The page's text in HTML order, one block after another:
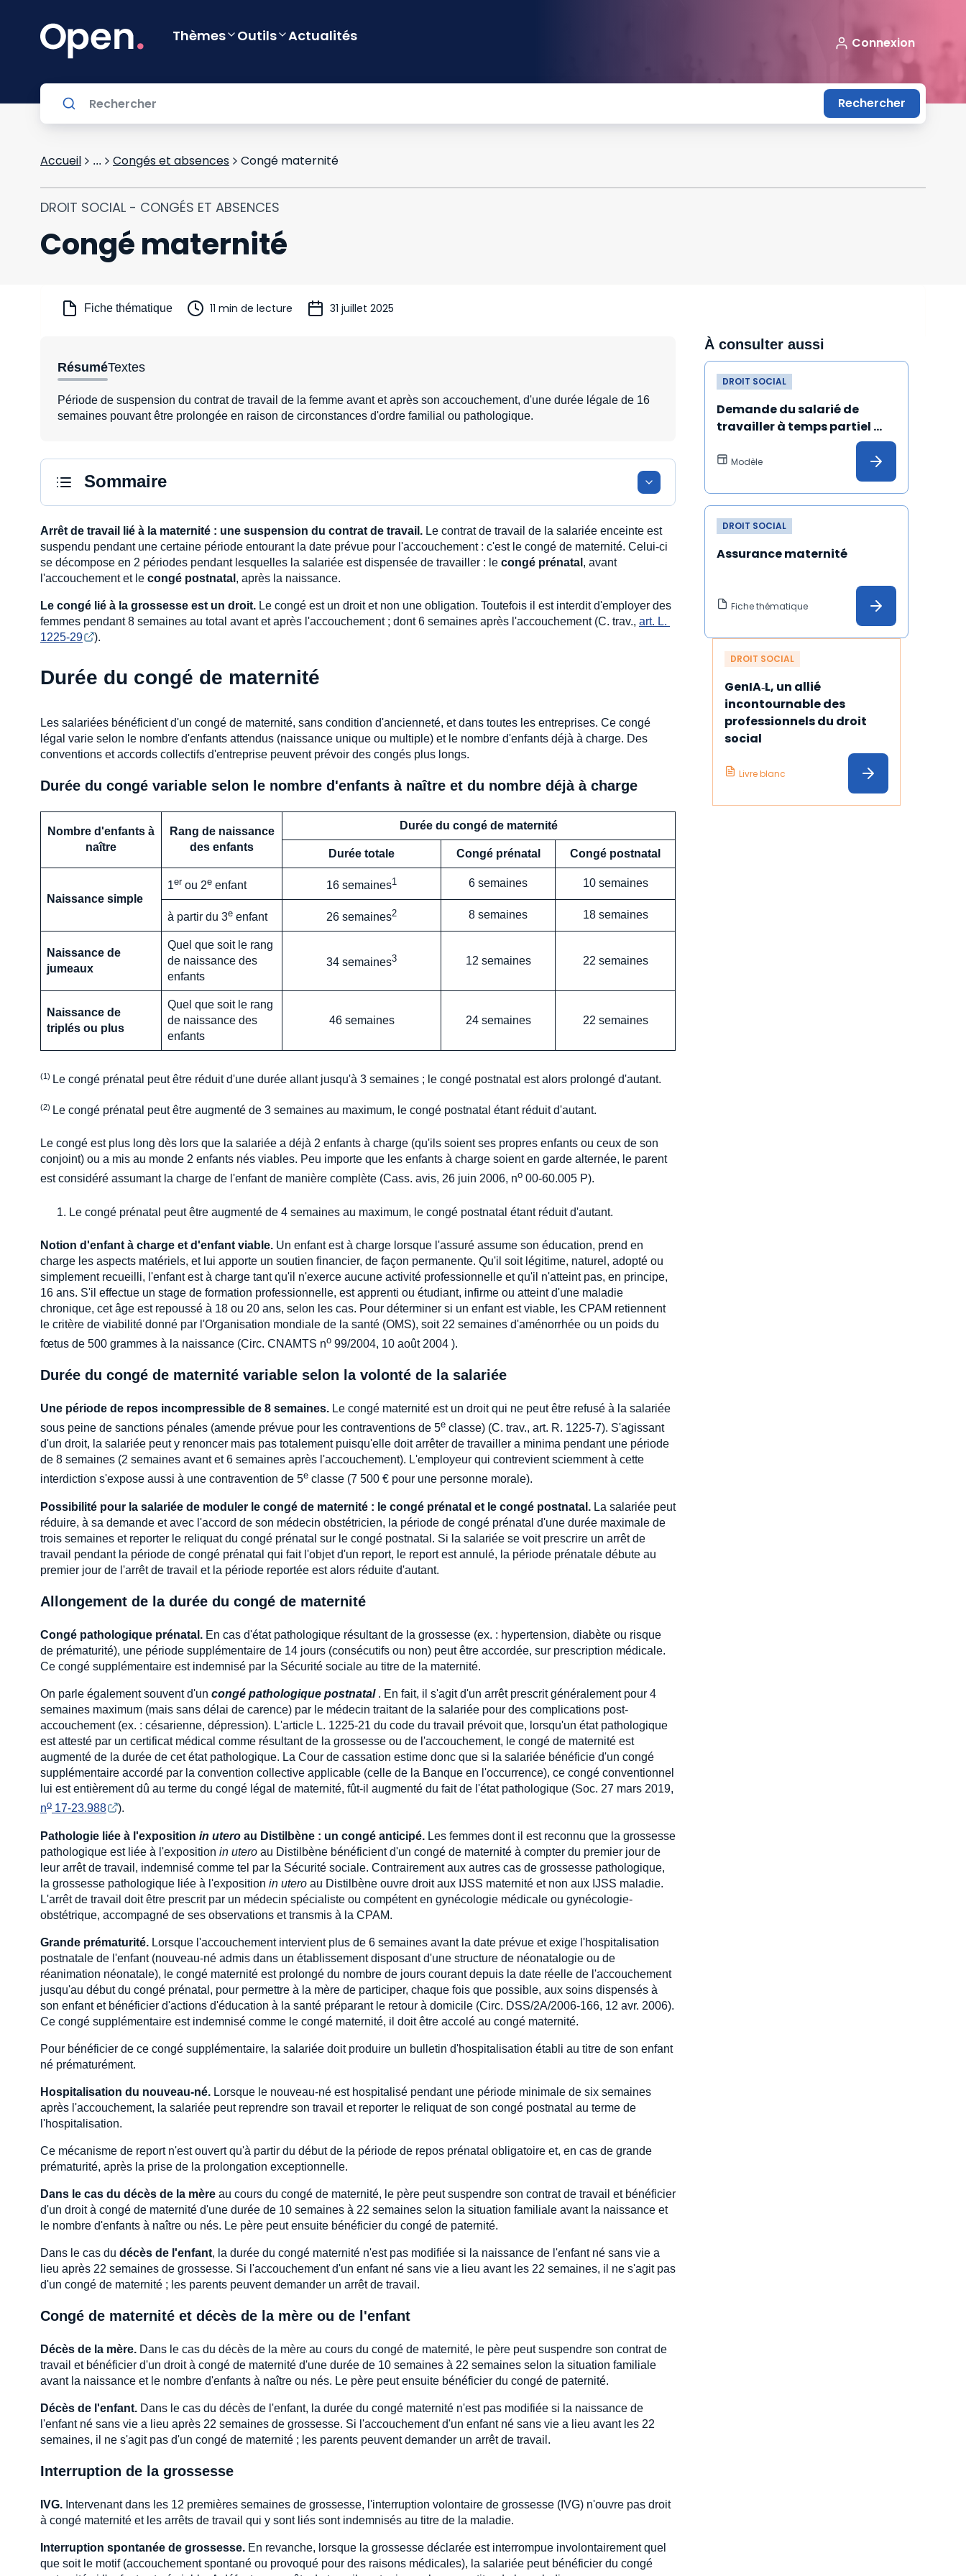
Thèmes Outils Actualités Connexion
Rechercher
Accueil ... Congés et absences Congé maternité
DROIT SOCIAL - CONGÉS ET ABSENCES
Congé maternité
Fiche thématique 11 min de lecture 31 juillet 2025
RésuméTextes
Période de suspension du contrat de travail de la femme avant et après son accouchement, d'une durée légale de 16
semaines pouvant être prolongée en raison de circonstances d'ordre familial ou pathologique.
Sommaire
Arrêt de travail lié à la maternité : une suspension du contrat de travail. Le contrat de travail de la salariée enceinte est
suspendu pendant une certaine période entourant la date prévue pour l'accouchement : c'est le congé de maternité. Celui-ci
se décompose en 2 périodes pendant lesquelles la salariée est dispensée de travailler : le congé prénatal , avant
l'accouchement et le congé postnatal , après la naissance.
Le congé lié à la grossesse est un droit. Le congé est un droit et non une obligation. Toutefois il est interdit d'employer des
femmes pendant 8 semaines au total avant et après l'accouchement ; dont 6 semaines après l'accouchement (C. trav., art. L.
1225-29
).
Durée du congé de maternité
Les salariées bénéficient d'un congé de maternité, sans condition d'ancienneté, et dans toutes les entreprises. Ce congé
légal varie selon le nombre d'enfants attendus (naissance unique ou multiple) et le nombre d'enfants déjà à charge. Des
conventions et accords collectifs d'entreprise peuvent prévoir des congés plus longs.
Durée du congé variable selon le nombre d'enfants à naître et du nombre déjà à charge
Nombre d'enfants à
naître
Rang de naissance
des enfants
Durée du congé de maternité
Durée totale Congé prénatal Congé postnatal
Naissance simple
1er ou 2e enfant 16 semaines1 6 semaines 10 semaines
à partir du 3e enfant 26 semaines2 8 semaines 18 semaines
Naissance de
jumeaux
Quel que soit le rang
de naissance des
enfants
34 semaines3 12 semaines 22 semaines
Naissance de
triplés ou plus
Quel que soit le rang
de naissance des
enfants
46 semaines 24 semaines 22 semaines
Le congé prénatal peut être réduit d'une durée allant jusqu'à 3 semaines ; le congé postnatal est alors prolongé d'autant.
Le congé prénatal peut être augmenté de 3 semaines au maximum, le congé postnatal étant réduit d'autant.
Le congé est plus long dès lors que la salariée a déjà 2 enfants à charge (qu'ils soient ses propres enfants ou ceux de son
conjoint) ou a mis au monde 2 enfants nés viables. Peu importe que les enfants à charge soient en garde alternée, le parent
est considéré assumant la charge de l'enfant de manière complète (Cass. avis, 26 juin 2006, no 00-60.005 P).
Le congé prénatal peut être augmenté de 4 semaines au maximum, le congé postnatal étant réduit d'autant.
Notion d'enfant à charge et d'enfant viable. Un enfant est à charge lorsque l'assuré assume son éducation, prend en
charge les aspects matériels, et lui apporte un soutien financier, de façon permanente. Qu'il soit légitime, naturel, adopté ou
simplement recueilli, l'enfant est à charge tant qu'il n'exerce aucune activité professionnelle et qu'il n'atteint pas, en principe,
16 ans. S'il effectue un stage de formation professionnelle, est apprenti ou étudiant, infirme ou atteint d'une maladie
chronique, cet âge est repoussé à 18 ou 20 ans, selon les cas. Pour déterminer si un enfant est viable, les CPAM retiennent
le critère de viabilité donné par l'Organisation mondiale de la santé (OMS), soit 22 semaines d'aménorrhée ou un poids du
fœtus de 500 grammes à la naissance (Circ. CNAMTS no 99/2004, 10 août 2004 ).
Durée du congé de maternité variable selon la volonté de la salariée
Une période de repos incompressible de 8 semaines. Le congé maternité est un droit qui ne peut être refusé à la salariée
sous peine de sanctions pénales (amende prévue pour les contraventions de 5e classe) (C. trav., art. R. 1225-7). S'agissant
d'un droit, la salariée peut y renoncer mais pas totalement puisqu'elle doit arrêter de travailler a minima pendant une période
de 8 semaines (2 semaines avant et 6 semaines après l'accouchement). L'employeur qui contrevient sciemment à cette
interdiction s'expose aussi à une contravention de 5e classe (7 500 € pour une personne morale).
Possibilité pour la salariée de moduler le congé de maternité : le congé prénatal et le congé postnatal. La salariée peut
réduire, à sa demande et avec l'accord de son médecin obstétricien, la période de congé prénatal d'une durée maximale de
trois semaines et reporter le reliquat du congé prénatal sur le congé postnatal. Si la salariée se voit prescrire un arrêt de
travail pendant la période de congé prénatal qui fait l'objet d'un report, le report est annulé, la période prénatale débute au
premier jour de l'arrêt de travail et la période reportée est alors réduite d'autant.
Allongement de la durée du congé de maternité
Congé pathologique prénatal. En cas d'état pathologique résultant de la grossesse (ex. : hypertension, diabète ou risque
de prématurité), une période supplémentaire de 14 jours (consécutifs ou non) peut être accordée, sur prescription médicale.
Ce congé supplémentaire est indemnisé par la Sécurité sociale au titre de la maternité.
On parle également souvent d'un congé pathologique postnatal . En fait, il s'agit d'un arrêt prescrit généralement pour 4
semaines maximum (mais sans délai de carence) par le médecin traitant de la salariée pour des complications post-
accouchement (ex. : césarienne, dépression). L'article L. 1225-21 du code du travail prévoit que, lorsqu'un état pathologique
est attesté par un certificat médical comme résultant de la grossesse ou de l'accouchement, le congé de maternité est
augmenté de la durée de cet état pathologique. La Cour de cassation estime donc que si la salariée bénéficie d'un congé
supplémentaire accordé par la convention collective applicable (celle de la Banque en l'occurrence), ce congé conventionnel
lui est entièrement dû au terme du congé légal de maternité, fût-il augmenté du fait de l'état pathologique (Soc. 27 mars 2019,
no 17-23.988 ).
Pathologie liée à l'exposition in utero au Distilbène : un congé anticipé. Les femmes dont il est reconnu que la grossesse
pathologique est liée à l'exposition in utero au Distilbène bénéficient d'un congé de maternité à compter du premier jour de
leur arrêt de travail, indemnisé comme tel par la Sécurité sociale. Contrairement aux autres cas de grossesse pathologique,
la grossesse pathologique liée à l'exposition in utero au Distilbène ouvre droit aux IJSS maternité et non aux IJSS maladie.
L'arrêt de travail doit être prescrit par un médecin spécialiste ou compétent en gynécologie médicale ou gynécologie-
obstétrique, accompagné de ses observations et transmis à la CPAM.
Grande prématurité. Lorsque l'accouchement intervient plus de 6 semaines avant la date prévue et exige l'hospitalisation
postnatale de l'enfant (nouveau-né admis dans un établissement disposant d'une structure de néonatalogie ou de
réanimation néonatale), le congé maternité est prolongé du nombre de jours courant depuis la date réelle de l'accouchement
jusqu'au début du congé prénatal, pour permettre à la mère de participer, chaque fois que possible, aux soins dispensés à
son enfant et bénéficier d'actions d'éducation à la santé préparant le retour à domicile (Circ. DSS/2A/2006-166, 12 avr. 2006).
Ce congé supplémentaire est indemnisé comme le congé maternité, il doit être accolé au congé maternité.
Pour bénéficier de ce congé supplémentaire, la salariée doit produire un bulletin d'hospitalisation établi au titre de son enfant
né prématurément.
Hospitalisation du nouveau-né. Lorsque le nouveau-né est hospitalisé pendant une période minimale de six semaines
après l'accouchement, la salariée peut reprendre son travail et reporter le reliquat de son congé postnatal au terme de
l'hospitalisation.
Ce mécanisme de report n'est ouvert qu'à partir du début de la période de repos prénatal obligatoire et, en cas de grande
prématurité, après la prise de la prolongation exceptionnelle.
Dans le cas du décès de la mère au cours du congé de maternité, le père peut suspendre son contrat de travail et bénéficier
d'un droit à congé de maternité d'une durée de 10 semaines à 22 semaines selon la situation familiale avant la naissance et
le nombre d'enfants à naître ou nés. Le père peut ensuite bénéficier du congé de paternité.
Dans le cas du décès de l'enfant, la durée du congé maternité n'est pas modifiée si la naissance de l'enfant né sans vie a
lieu après 22 semaines de grossesse. Si l'accouchement d'un enfant né sans vie a lieu avant les 22 semaines, il ne s'agit pas
d'un congé de maternité ; les parents peuvent demander un arrêt de travail.
Congé de maternité et décès de la mère ou de l'enfant
Décès de la mère. Dans le cas du décès de la mère au cours du congé de maternité, le père peut suspendre son contrat de
travail et bénéficier d'un droit à congé de maternité d'une durée de 10 semaines à 22 semaines selon la situation familiale
avant la naissance et le nombre d'enfants à naître ou nés. Le père peut ensuite bénéficier du congé de paternité.
Décès de l'enfant. Dans le cas du décès de l'enfant, la durée du congé maternité n'est pas modifiée si la naissance de
l'enfant né sans vie a lieu après 22 semaines de grossesse. Si l'accouchement d'un enfant né sans vie a lieu avant les 22
semaines, il ne s'agit pas d'un congé de maternité ; les parents peuvent demander un arrêt de travail.
Interruption de la grossesse
IVG. Intervenant dans les 12 premières semaines de grossesse, l'interruption volontaire de grossesse (IVG) n'ouvre pas droit
à congé maternité et les arrêts de travail qui y sont liés sont indemnisés au titre de la maladie.
Interruption spontanée de grossesse. En revanche, lorsque la grossesse déclarée est interrompue involontairement quel
que soit le motif (accouchement spontané ou provoqué pour des raisons médicales), la salariée peut bénéficier du congé
À consulter aussi
DROIT SOCIAL
Demande du salarié de
travailler à temps partiel
Modèle
DROIT SOCIAL
Assurance maternité
Fiche thématique
DROIT SOCIAL
GenIA‑L, un allié
incontournable des
professionnels du droit
social
Livre blanc